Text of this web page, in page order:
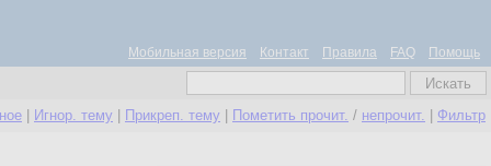
Мобильная версия Контакт Правила FAQ Помощь
Игнор. тему Прикреп. тему Пометить прочит. / непрочит. Фильтр